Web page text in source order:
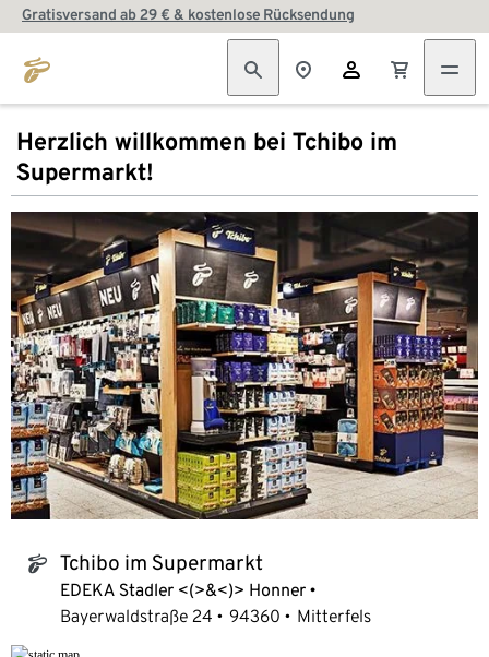
Gratisversand ab 29 € & kostenlose Rücksendung
Herzlich willkommen bei Tchibo im
Supermarkt!
tchibo_logo Tchibo im Supermarkt
EDEKA Stadler <(>&<)> Honner
Bayerwaldstraße 24
94360 Mitterfels